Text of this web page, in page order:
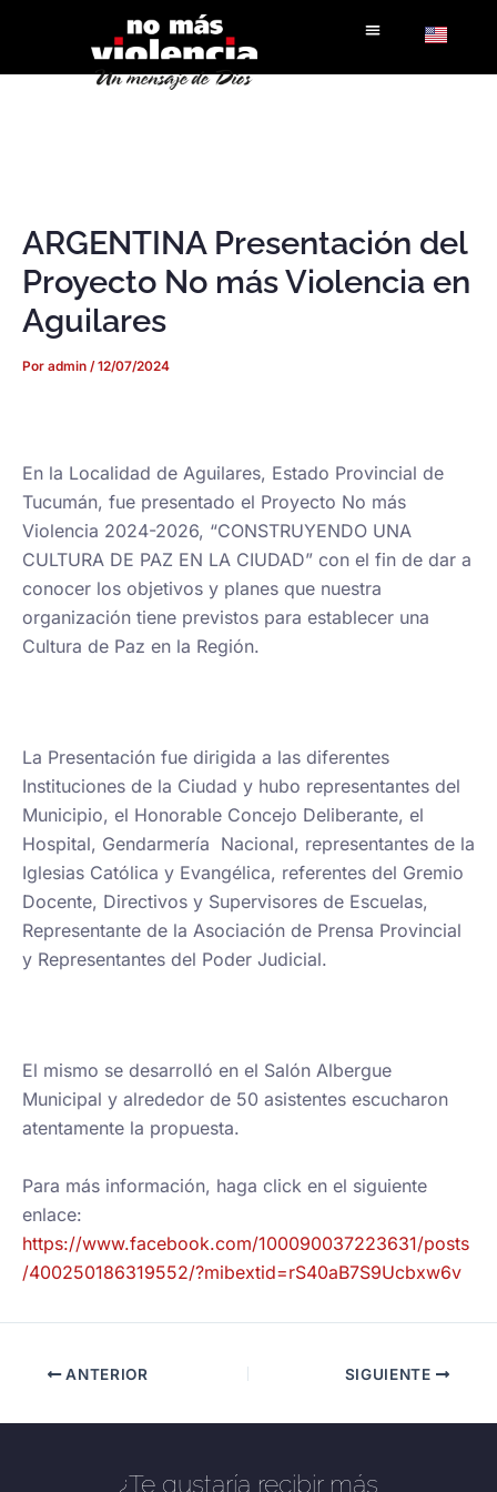
contenido
ARGENTINA Presentación del
Proyecto No más Violencia en
Aguilares
Por admin /12/07/2024
En la Localidad de Aguilares, Estado Provincial de
Tucumán, fue presentado el Proyecto No más
Violencia 2024-2026, “CONSTRUYENDO UNA
CULTURA DE PAZ EN LA CIUDAD” con el fin de dar a
conocer los objetivos y planes que nuestra
organización tiene previstos para establecer una
Cultura de Paz en la Región.
La Presentación fue dirigida a las diferentes
Instituciones de la Ciudad y hubo representantes del
Municipio, el Honorable Concejo Deliberante, el
Hospital, Gendarmería Nacional, representantes de la
Iglesias Católica y Evangélica, referentes del Gremio
Docente, Directivos y Supervisores de Escuelas,
Representante de la Asociación de Prensa Provincial
y Representantes del Poder Judicial.
El mismo se desarrolló en el Salón Albergue
Municipal y alrededor de 50 asistentes escucharon
atentamente la propuesta.
Para más información, haga click en el siguiente
enlace:
https://www.facebook.com/100090037223631/posts
/400250186319552/?mibextid=rS40aB7S9Ucbxw6v
ANTERIOR SIGUIENTE
¿Te gustaría recibir más